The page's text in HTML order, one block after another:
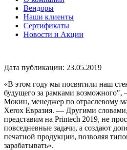
Вендоры
Наши клиенты
Сертификаты
Новости и Акции
Дата публикации: 23.05.2019
«В этом году мы посвятили наш
будущего за рамками
Мокин, менеджер по отраслевому
Xerox Евразия. — Другими
представим на Printech 2019, не
повседневные задачи, а создают
печатной продукции, позволяя
зарабатывать».